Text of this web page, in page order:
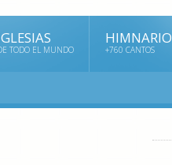
TODO EL MUNDO
HIMNARIO
+760 CANTOS